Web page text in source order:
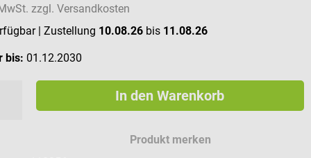
zzgl. Versandkosten
| Zustellung 10.08.26 bis 11.08.26
bis: 01.12.2030
In den Warenkorb
Produkt merken